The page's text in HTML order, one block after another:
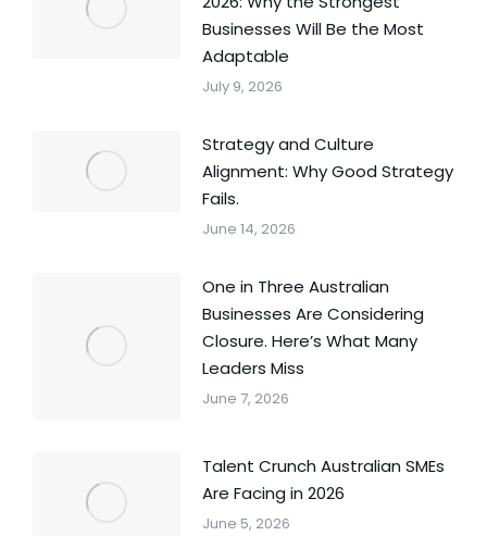
Businesses Will Be the Most
Adaptable
July 9, 2026
Strategy and Culture
Alignment: Why Good Strategy
Fails.
June 14, 2026
One in Three Australian
Businesses Are Considering
Closure. Here’s What Many
Leaders Miss
June 7, 2026
Talent Crunch Australian SMEs
Are Facing in 2026
June 5, 2026